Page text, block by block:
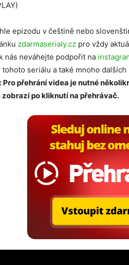
epizodu v češtině nebo
zdarmaserialy.cz pro vždy
nás neváhejte podpořit na
seriálu a také mnoho
Pro přehrání videa je nutné
zobrazí po kliknutí na přehrávač.